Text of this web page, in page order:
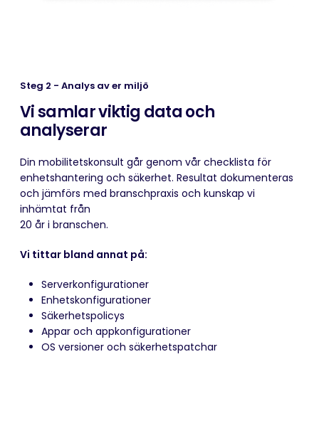
Steg 2 - Analys av er miljö
Vi samlar viktig dataoch
analyserar
Din mobilitetskonsult går genom vår checklista för
enhetshantering och säkerhet. Resultat dokumenteras
och jämförs med branschpraxis och kunskap vi
inhämtat från
20 år i branschen.
Vi tittar bland annat på:
Serverkonfigurationer
Enhetskonfigurationer
Säkerhetspolicys
Appar och appkonfigurationer
OS versioner och säkerhetspatchar